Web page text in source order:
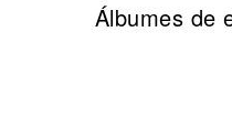
Álbumes de